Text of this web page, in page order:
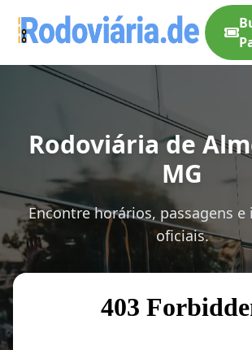
Rodoviária de
MG
Encontre horários, passagens e
oficiais.